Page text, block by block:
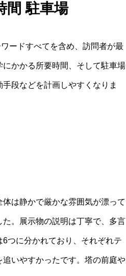
間 駐車場
ードすべてを含め、訪問者が最
かかる所要時間、そして駐車場
段などを計画しやすくなりま
は静かで厳かな雰囲気が漂って
。展示物の説明は丁寧で、多言
つに分かれており、それぞれテ
いやすかったです。塔の前庭や